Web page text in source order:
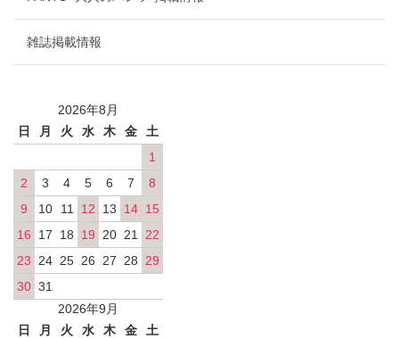
雑誌掲載情報
2026年8月
日
月 火 水 木 金
土
1
2
3 4 5 6 7
8
9
10 11 12 13 14 15
16
17 18 19 20 21 22
23 24 25 26 27 28 29
30 31
2026年9月
日
月 火 水 木 金
土